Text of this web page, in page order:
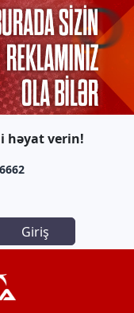
həyat verin!
Giriş